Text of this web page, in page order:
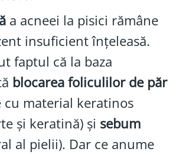
a acneei la pisici rămâne
insuficient înțeleasă.
faptul că la baza
blocarea foliculilor de păr
cu material keratinos
și keratină) și sebum
al pielii). Dar ce anume